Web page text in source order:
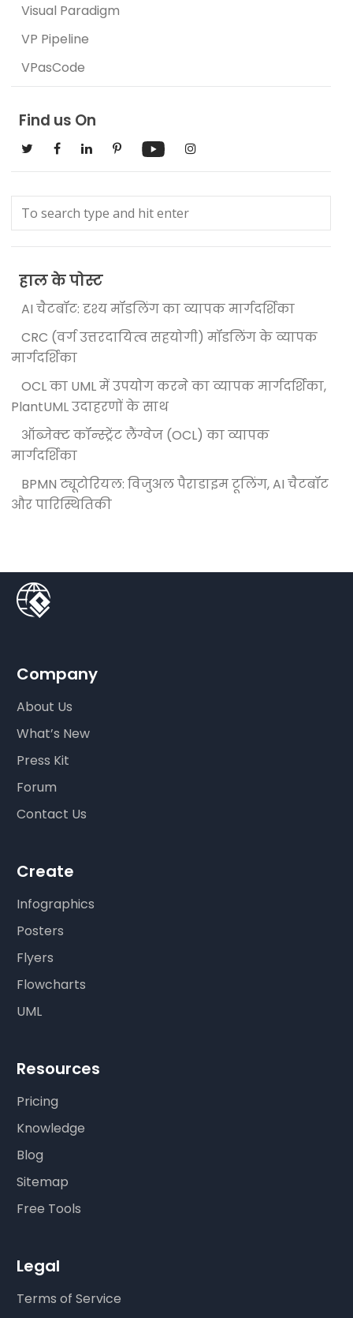
Visual Paradigm
VP Pipeline
VPasCode
Find us On
हाल के पोस्ट
AI चैटबॉट: दृश्य मॉडलिंग का व्यापक मार्गदर्शिका
CRC (वर्ग उत्तरदायित्व सहयोगी) मॉडलिंग के व्यापक
मार्गदर्शिका
OCL का UML में उपयोग करने का व्यापक मार्गदर्शिका,
PlantUML उदाहरणों के साथ
ऑब्जेक्ट कॉन्स्ट्रेंट लैंग्वेज (OCL) का व्यापक
मार्गदर्शिका
BPMN ट्यूटोरियल: विजुअल पैराडाइम टूलिंग, AI चैटबॉट
और पारिस्थितिकी
Company
About Us
What’s New
Press Kit
Forum
Contact Us
Create
Infographics
Posters
Flyers
Flowcharts
UML
Resources
Pricing
Knowledge
Blog
Sitemap
Free Tools
Legal
Terms of Service